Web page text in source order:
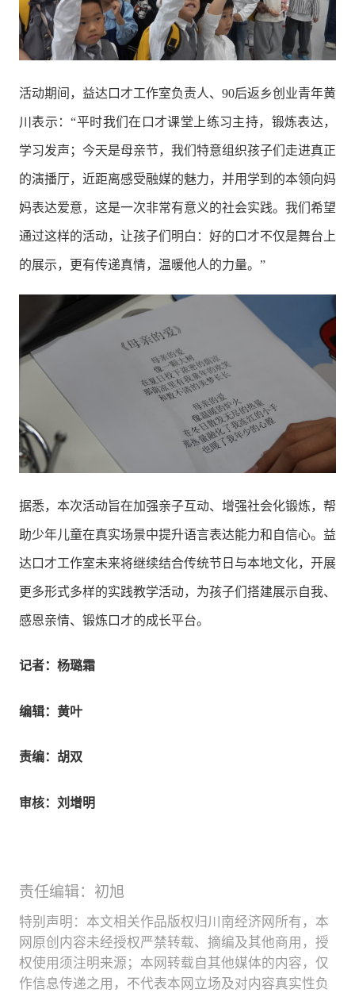
活动期间，益达口才工作室负责人、90后返乡创业青年黄
川表示：“平时我们在口才课堂上练习主持，锻炼表达，
学习发声；今天是母亲节，我们特意组织孩子们走进真正
的演播厅，近距离感受融媒的魅力，并用学到的本领向妈
妈表达爱意，这是一次非常有意义的社会实践。我们希望
通过这样的活动，让孩子们明白：好的口才不仅是舞台上
的展示，更有传递真情，温暖他人的力量。”
据悉，本次活动旨在加强亲子互动、增强社会化锻炼，帮
助少年儿童在真实场景中提升语言表达能力和自信心。益
达口才工作室未来将继续结合传统节日与本地文化，开展
更多形式多样的实践教学活动，为孩子们搭建展示自我、
感恩亲情、锻炼口才的成长平台。
记者：杨璐霜
编辑：黄叶
责编：胡双
审核：刘增明
责任编辑：初旭
特别声明：本文相关作品版权归川南经济网所有，本
网原创内容未经授权严禁转载、摘编及其他商用，授
权使用须注明来源；本网转载自其他媒体的内容，仅
作信息传递之用，不代表本网立场及对内容真实性负